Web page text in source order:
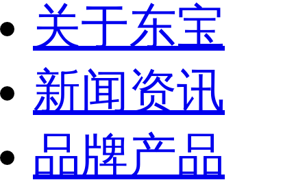
关于东宝
新闻资讯
品牌产品